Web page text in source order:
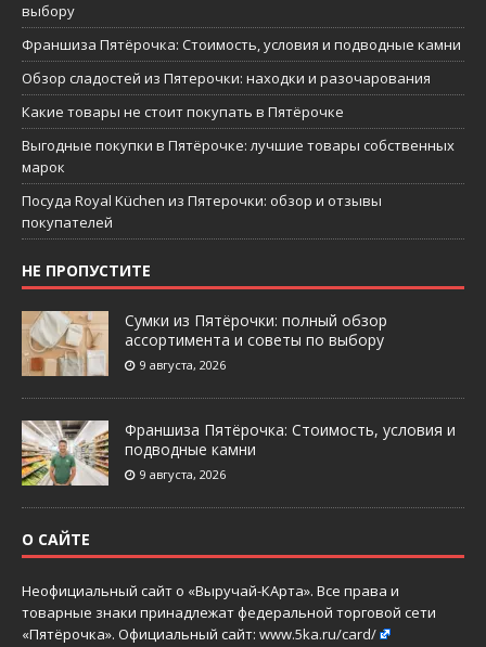
выбору
Франшиза Пятёрочка: Стоимость, условия и подводные камни
Обзор сладостей из Пятерочки: находки и разочарования
Какие товары не стоит покупать в Пятёрочке
Выгодные покупки в Пятёрочке: лучшие товары собственных
марок
Посуда Royal Küchen из Пятерочки: обзор и отзывы
покупателей
НЕ ПРОПУСТИТЕ
Сумки из Пятёрочки: полный обзор
ассортимента и советы по выбору
9 августа, 2026
Франшиза Пятёрочка: Стоимость, условия и
подводные камни
9 августа, 2026
О САЙТЕ
Неофициальный сайт о «Выручай-КАрта». Все права и
товарные знаки принадлежат федеральной торговой сети
«Пятёрочка». Официальный сайт: www.5ka.ru/card/